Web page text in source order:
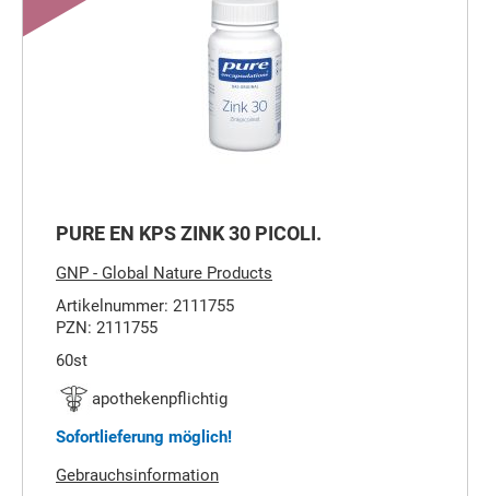
PURE EN KPS ZINK 30 PICOLI.
GNP - Global Nature Products
Artikelnummer: 2111755
PZN: 2111755
60st
apothekenpflichtig
Sofortlieferung möglich!
Gebrauchsinformation